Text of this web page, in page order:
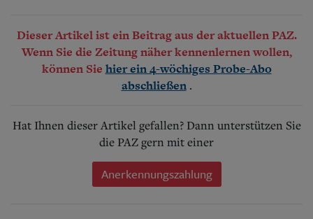
Dieser Artikel ist ein Beitrag aus der aktuellen PAZ.
Wenn Sie die Zeitung näher kennenlernen wollen,
können Sie hier ein 4-wöchiges Probe-Abo
abschließen .
Hat Ihnen dieser Artikel gefallen? Dann unterstützen Sie
die PAZ gern mit einer
Anerkennungszahlung